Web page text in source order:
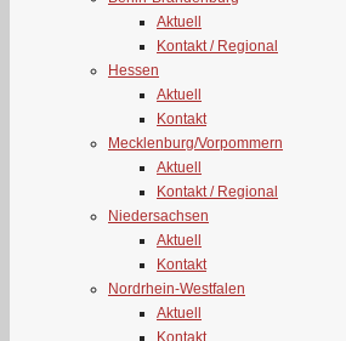
Aktuell
Kontakt / Regional
Hessen
Aktuell
Kontakt
Mecklenburg/Vorpommern
Aktuell
Kontakt / Regional
Niedersachsen
Aktuell
Kontakt
Nordrhein-Westfalen
Aktuell
Kontakt